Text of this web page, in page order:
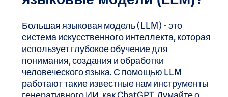
Большая языковая модель (LLM) - это
система искусственного интеллекта, которая
использует глубокое обучение для
понимания, создания и обработки
человеческого языка. С помощью LLM
работают такие известные нам инструменты